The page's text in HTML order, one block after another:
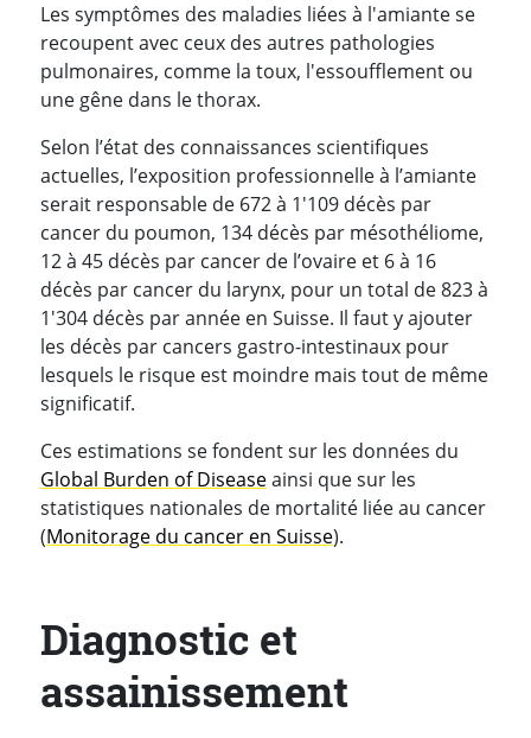
Les symptômes des maladies liées à l'amiante se
recoupent avec ceux des autres pathologies
pulmonaires, comme la toux, l'essoufflement ou
une gêne dans le thorax.
Selon l’état des connaissances scientifiques
actuelles, l’exposition professionnelle à l’amiante
serait responsable de 672 à 1'109 décès par
cancer du poumon, 134 décès par mésothéliome,
12 à 45 décès par cancer de l’ovaire et 6 à 16
décès par cancer du larynx, pour un total de 823 à
1'304 décès par année en Suisse. Il faut y ajouter
les décès par cancers gastro-intestinaux pour
lesquels le risque est moindre mais tout de même
significatif.
Ces estimations se fondent sur les données du
Global Burden of Diseaseainsi que sur les
statistiques nationales de mortalité liée au cancer
(Monitorage du cancer en Suisse).
Diagnostic et
assainissement